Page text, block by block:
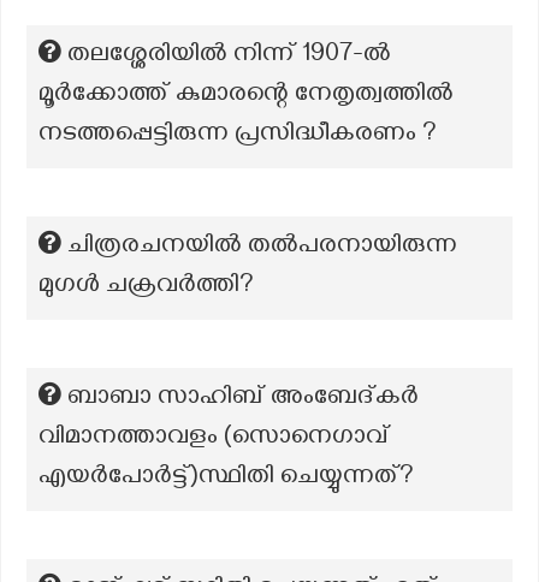
തലശ്ശേരിയിൽ നിന്ന് 1907-ൽ
മൂർക്കോത്ത് കുമാരന്റെ നേതൃത്വത്തിൽ
നടത്തപ്പെട്ടിരുന്ന പ്രസിദ്ധീകരണം ?
ചിത്രരചനയിൽ തൽപരനായിരുന്ന
മുഗൾ ചക്രവർത്തി?
ബാബാ സാഹിബ് അംബേദ്കർ
വിമാനത്താവളം (സൊനെഗാവ്
എയർപോർട്ട്)സ്ഥിതി ചെയ്യുന്നത്?